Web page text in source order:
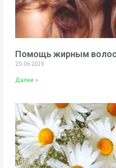
Помощь жирным
29.06.2019
Далее »